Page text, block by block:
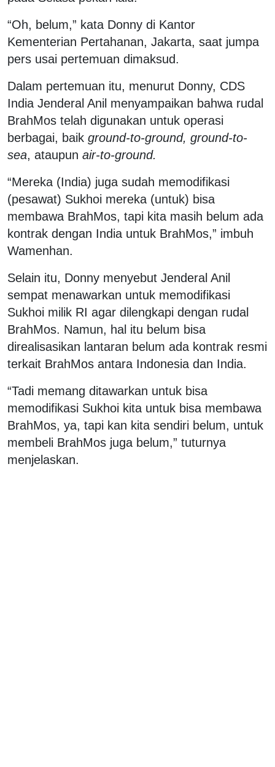
“Oh, belum,” kata Donny di Kantor
Kementerian Pertahanan, Jakarta, saat jumpa
pers usai pertemuan dimaksud.
Dalam pertemuan itu, menurut Donny, CDS
India Jenderal Anil menyampaikan bahwa rudal
BrahMos telah digunakan untuk operasi
berbagai, baik ground-to-ground, ground-to-
sea, ataupun air-to-ground.
“Mereka (India) juga sudah memodifikasi
(pesawat) Sukhoi mereka (untuk) bisa
membawa BrahMos, tapi kita masih belum ada
kontrak dengan India untuk BrahMos,” imbuh
Wamenhan.
Selain itu, Donny menyebut Jenderal Anil
sempat menawarkan untuk memodifikasi
Sukhoi milik RI agar dilengkapi dengan rudal
BrahMos. Namun, hal itu belum bisa
direalisasikan lantaran belum ada kontrak resmi
terkait BrahMos antara Indonesia dan India.
“Tadi memang ditawarkan untuk bisa
memodifikasi Sukhoi kita untuk bisa membawa
BrahMos, ya, tapi kan kita sendiri belum, untuk
membeli BrahMos juga belum,” tuturnya
menjelaskan.